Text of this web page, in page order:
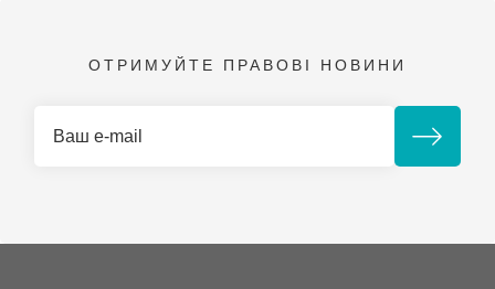
ОТРИМУЙТЕ ПРАВОВІ НОВИНИ